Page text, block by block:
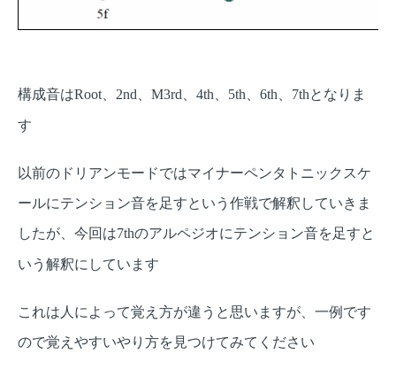
構成音はRoot、 2nd、 M3rd、 4th、 5th、 6th、 7thとなりま
す
以前のドリアンモードではマイナーペンタトニックスケ
ールにテンション音を足すという作戦で解釈していきま
したが、今回は7thのアルペジオにテンション音を足すと
いう解釈にしています
これは人によって覚え方が違うと思いますが、一例です
ので覚えやすいやり方を見つけてみてください